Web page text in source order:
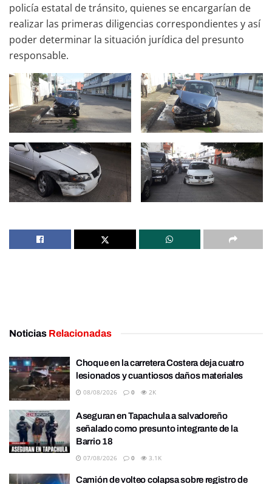
policía estatal de tránsito, quienes se encargarían de
realizar las primeras diligencias correspondientes y así
poder determinar la situación jurídica del presunto
responsable.
Noticias Relacionadas
Choque en la carretera Costera deja cuatro
lesionados y cuantiosos daños materiales
08/08/2026 0 2K
Aseguran en Tapachula a salvadoreño
señalado como presunto integrante de la
Barrio 18
07/08/2026 0 3.1K
Camión de volteo colapsa sobre registro de